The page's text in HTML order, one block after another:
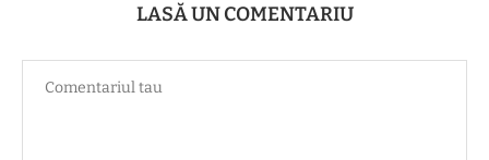
LASĂ UN COMENTARIU